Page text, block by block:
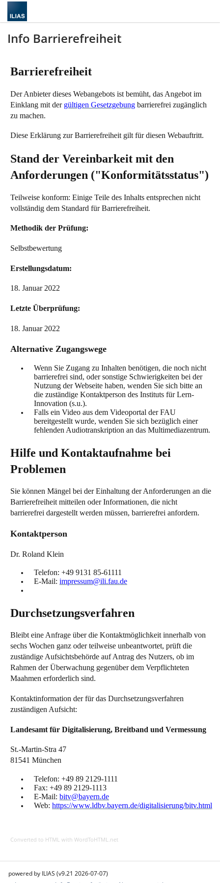
Info Barrierefreiheit
Barrierefreiheit
Der Anbieter dieses Webangebots ist bemüht, das Angebot im
Einklang mit der gültigen Gesetzgebung barrierefrei zugänglich
zu machen.
Diese Erklärung zur Barrierefreiheit gilt für diesen Webauftritt.
Stand der Vereinbarkeit mit den
Anforderungen ("Konformitätsstatus")
Teilweise konform: Einige Teile des Inhalts entsprechen nicht
vollständig dem Standard für Barrierefreiheit.
Methodik der Prüfung:
Selbstbewertung
Erstellungsdatum:
18. Januar 2022
Letzte Überprüfung:
18. Januar 2022
Alternative Zugangswege
Wenn Sie Zugang zu Inhalten benötigen, die noch nicht
barrierefrei sind, oder sonstige Schwierigkeiten bei der
Nutzung der Webseite haben, wenden Sie sich bitte an
die zuständige Kontaktperson des Instituts für Lern-
Innovation (s.u.).
Falls ein Video aus dem Videoportal der FAU
bereitgestellt wurde, wenden Sie sich bezüglich einer
fehlenden Audiotranskription an das Multimediazentrum.
Hilfe und Kontaktaufnahme bei
Problemen
Sie können Mängel bei der Einhaltung der Anforderungen an die
Barrierefreiheit mitteilen oder Informationen, die nicht
barrierefrei dargestellt werden müssen, barrierefrei anfordern.
Kontaktperson
Dr. Roland Klein
Telefon: +49 9131 85-61111
E-Mail: impressum@ili.fau.de
Durchsetzungsverfahren
Bleibt eine Anfrage über die Kontaktmöglichkeit innerhalb von
sechs Wochen ganz oder teilweise unbeantwortet, prüft die
zuständige Aufsichtsbehörde auf Antrag des Nutzers, ob im
Rahmen der Überwachung gegenüber dem Verpflichteten
Maahmen erforderlich sind.
Kontaktinformation der für das Durchsetzungsverfahren
zuständigen Aufsicht:
Landesamt für Digitalisierung, Breitband und Vermessung
St.-Martin-Stra 47
81541 München
Telefon: +49 89 2129-1111
Fax: +49 89 2129-1113
E-Mail: bitv@bayern.de
Web: https://www.ldbv.bayern.de/digitalisierung/bitv.html
Converted to HTML with WordToHTML.net
powered by ILIAS (v9.21 2026-07-07)